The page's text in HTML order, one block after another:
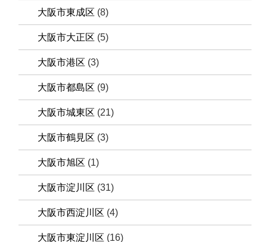
大阪市東成区 (8)
大阪市大正区 (5)
大阪市港区 (3)
大阪市都島区 (9)
大阪市城東区 (21)
大阪市鶴見区 (3)
大阪市旭区 (1)
大阪市淀川区 (31)
大阪市西淀川区 (4)
大阪市東淀川区 (16)